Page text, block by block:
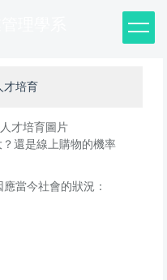
才培育
還是線上購物的機率
當今社會的狀況：